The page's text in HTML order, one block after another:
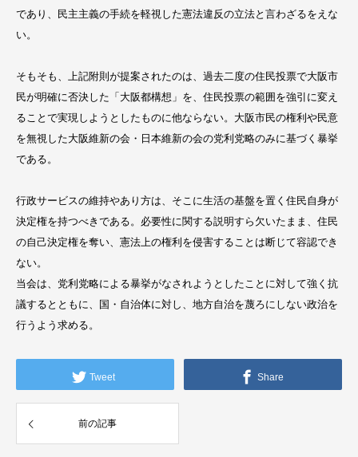
であり、民主主義の手続を軽視した憲法違反の立法と言わざるをえな
い。
そもそも、上記附則が提案されたのは、過去二度の住民投票で大阪市
民が明確に否決した「大阪都構想」を、住民投票の範囲を強引に変え
ることで実現しようとしたものに他ならない。大阪市民の権利や民意
を無視した大阪維新の会・日本維新の会の党利党略のみに基づく暴挙
である。
行政サービスの維持やあり方は、そこに生活の基盤を置く住民自身が
決定権を持つべきである。必要性に関する説明すら欠いたまま、住民
の自己決定権を奪い、憲法上の権利を侵害することは断じて容認でき
ない。
当会は、党利党略による暴挙がなされようとしたことに対して強く抗
議するとともに、国・自治体に対し、地方自治を蔑ろにしない政治を
行うよう求める。
Tweet Share
前の記事